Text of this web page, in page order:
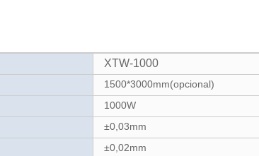
XTW-1000
1500*3000mm(opcional)
1000W
±0,03mm
±0,02mm